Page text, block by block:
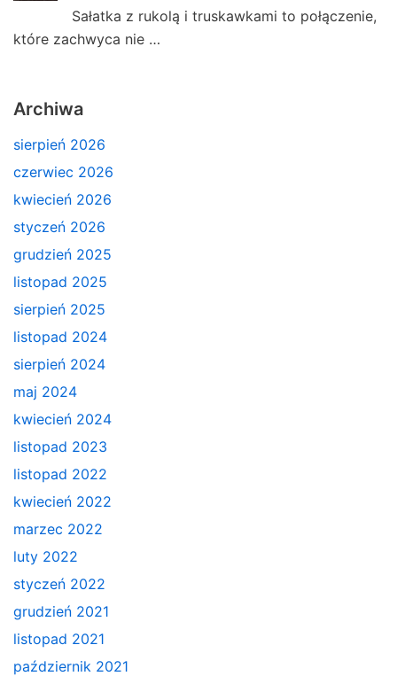
Sałatka z rukolą i truskawkami to połączenie,
które zachwyca nie …
Archiwa
sierpień 2026
czerwiec 2026
kwiecień 2026
styczeń 2026
grudzień 2025
listopad 2025
sierpień 2025
listopad 2024
sierpień 2024
maj 2024
kwiecień 2024
listopad 2023
listopad 2022
kwiecień 2022
marzec 2022
luty 2022
styczeń 2022
grudzień 2021
listopad 2021
październik 2021